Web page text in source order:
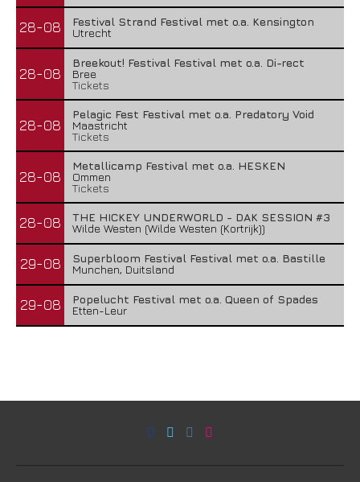
28-08
Festival Strand Festival met o.a. Kensington
Utrecht
28-08
Breekout! Festival Festival met o.a. Di-rect
Bree
Tickets
28-08
Pelagic Fest Festival met o.a. Predatory Void
Maastricht
Tickets
28-08
Metallicamp Festival met o.a. HESKEN
Ommen
Tickets
28-08
THE HICKEY UNDERWORLD - DAK SESSION #3
Wilde Westen (Wilde Westen (Kortrijk))
29-08
Superbloom Festival Festival met o.a. Bastille
Munchen, Duitsland
29-08
Popelucht Festival met o.a. Queen of Spades
Etten-Leur